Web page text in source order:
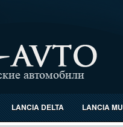
LANCIA DELTA LANCIA